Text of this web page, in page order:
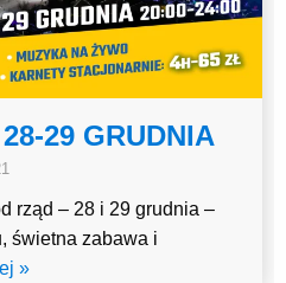
29 GRUDNIA
rząd – 28 i 29 grudnia –
świetna zabawa i
»